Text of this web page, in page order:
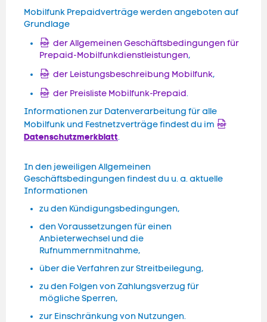
Mobilfunk Prepaidverträge werden angeboten auf
Grundlage
der Allgemeinen Geschäftsbedingungen für
Prepaid-Mobilfunkdienstleistungen,
der Leistungsbeschreibung Mobilfunk,
der Preisliste Mobilfunk-Prepaid.
Informationen zur Datenverarbeitung für alle
Mobilfunk und Festnetzverträge findest du im
Datenschutzmerkblatt.
In den jeweiligen Allgemeinen
Geschäftsbedingungen findest du u. a. aktuelle
Informationen
zu den Kündigungsbedingungen,
den Voraussetzungen für einen
Anbieterwechsel und die
Rufnummernmitnahme,
über die Verfahren zur Streitbeilegung,
zu den Folgen von Zahlungsverzug für
mögliche Sperren,
zur Einschränkung von Nutzungen.